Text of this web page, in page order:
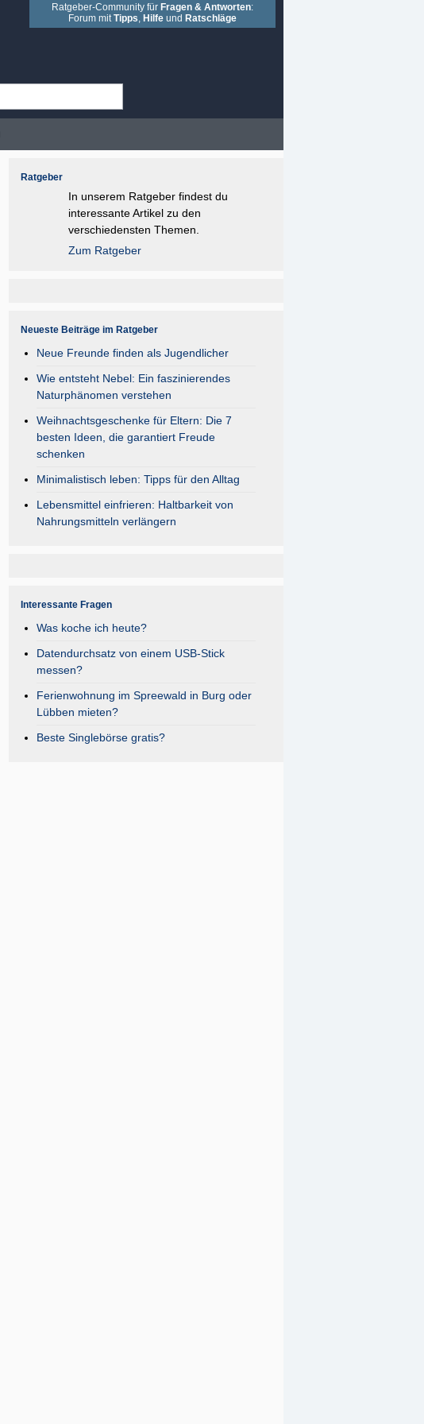
Ratgeber-Community für Fragen & Antworten:
Forum mitTipps, Hilfe und Ratschläge
Ratgeber
In unserem Ratgeber findest du
interessante Artikel zu den
verschiedensten Themen.
Zum Ratgeber
Neueste Beiträge im Ratgeber
Neue Freunde finden als Jugendlicher
Wie entsteht Nebel: Ein faszinierendes
Naturphänomen verstehen
Weihnachtsgeschenke für Eltern: Die 7
besten Ideen, die garantiert Freude
schenken
Minimalistisch leben: Tipps für den Alltag
Lebensmittel einfrieren: Haltbarkeit von
Nahrungsmitteln verlängern
Interessante Fragen
Was koche ich heute?
Datendurchsatz von einem USB-Stick
messen?
Ferienwohnung im Spreewald in Burg oder
Lübben mieten?
Beste Singlebörse gratis?